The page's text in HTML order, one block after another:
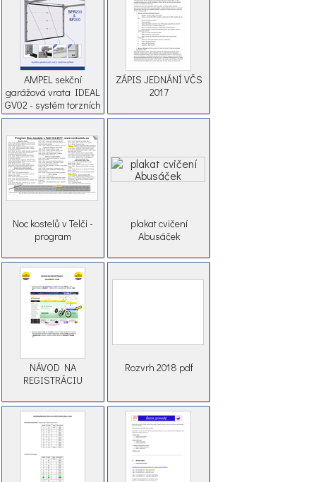
AMPEL sekční
garážová vrata IDEAL
GV02 - systém torzních
pružin nad vraty
ZÁPIS JEDNÁNÍ VČS
2017
Noc kostelů v Telči -
program
plakat cvičení
Abusáček
NÁVOD NA
REGISTRÁCIU
Rozvrh 2018 pdf